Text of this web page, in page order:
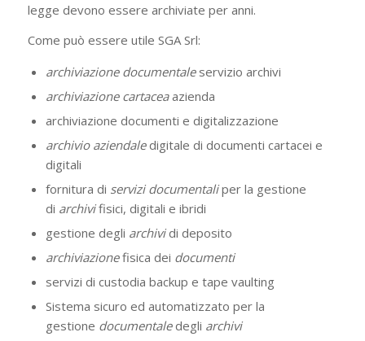
legge devono essere archiviate per anni.
Come può essere utile SGA Srl:
archiviazione documentaleservizio archivi
archiviazione cartaceaazienda
archiviazione documenti e digitalizzazione
archivio aziendaledigitale di documenti cartacei e
digitali
fornitura di servizi documentaliper la gestione
di archivifisici, digitali e ibridi
gestione degli archividi deposito
archiviazionefisica dei documenti
servizi di custodia backup e tape vaulting
Sistema sicuro ed automatizzato per la
gestione documentaledegli archivi